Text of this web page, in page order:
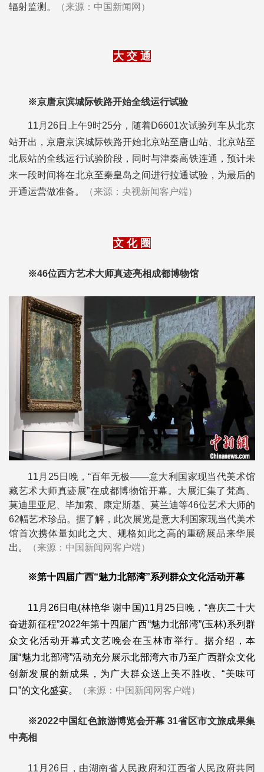
辐射监测。
（来源：中国新闻网）
大 交 通
※京唐京滨城际铁路开始全线运行试验
11月26日上午9时25分，随着D6601次试验列车从北京
站开出，京唐京滨城际铁路开始北京站至唐山站、北京站至
北辰站的全线运行试验阶段，同时与津秦高铁连通，预计未
来一段时间将在北京至秦皇岛之间进行拉通试验，为最后的
开通运营做准备。
（来源：央视新闻客户端）
文 化 圈
※46位西方艺术大师真迹亮相成都博物馆
11月25日晚，“百年无极——意大利国家现当代美术馆
藏艺术大师真迹展”在成都博物馆开幕。大展汇集了梵高、
莫迪里亚尼、毕加索、康定斯基、莫兰迪等46位艺术大师的
62幅艺术珍品。 据了解，此次展览是意大利国家现当代美术
馆首次携体量如此之大、规格如此之高的重磅展品来华展
出。
（来源：中国新闻网客户端）
※第十四届广西“魅力北部湾”系列群众文化活动开幕
11月26日电(林艳华 谢中国)11月25日晚，“喜庆二十大
奋进新征程”2022年第十四届广西“魅力北部湾”(玉林)系列群
众文化活动开幕式文艺晚会在玉林市举行。据介绍，本
届“魅力北部湾”活动充分展示北部湾六市乃至广西群众文化
创新发展的新成果，为广大群众送上美不胜收、“美味可
口”的文化盛宴。
（来源：中国新闻网客户端）
※2022中国红色旅游博览会开幕 31省区市文旅成果集
中亮相
11月26日，由湖南省人民政府和江西省人民政府共同